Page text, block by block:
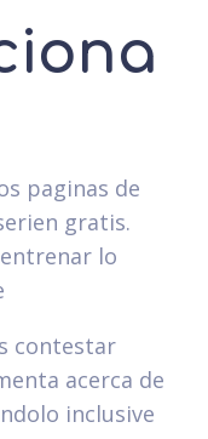
paginas de
gratis.
lo
contestar
acerca de
inclusive